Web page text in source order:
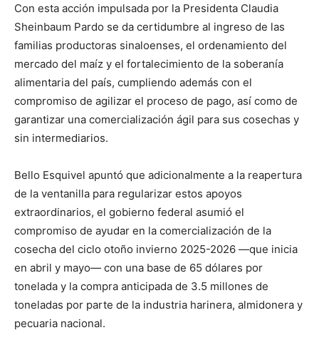
Con esta acción impulsada por la Presidenta Claudia
Sheinbaum Pardo se da certidumbre al ingreso de las
familias productoras sinaloenses, el ordenamiento del
mercado del maíz y el fortalecimiento de la soberanía
alimentaria del país, cumpliendo además con el
compromiso de agilizar el proceso de pago, así como de
garantizar una comercialización ágil para sus cosechas y
sin intermediarios.
Bello Esquivel apuntó que adicionalmente a la reapertura
de la ventanilla para regularizar estos apoyos
extraordinarios, el gobierno federal asumió el
compromiso de ayudar en la comercialización de la
cosecha del ciclo otoño invierno 2025-2026 —que inicia
en abril y mayo— con una base de 65 dólares por
tonelada y la compra anticipada de 3.5 millones de
toneladas por parte de la industria harinera, almidonera y
pecuaria nacional.